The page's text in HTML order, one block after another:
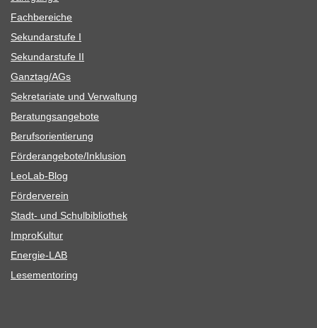
Fach­be­rei­che
Sekun­dar­stufe I
Sekun­dar­stufe II
Ganztag/​​AGs
Sekre­ta­riate und Verwaltung
Bera­tungs­an­ge­bote
Berufs­ori­en­tie­rung
Förderangebote/​​Inklusion
Leo­Lab-Blog
För­der­ver­ein
Stadt- und Schulbibliothek
Impro­Kul­tur
Ener­­gie-LAB
Lese­men­to­ring